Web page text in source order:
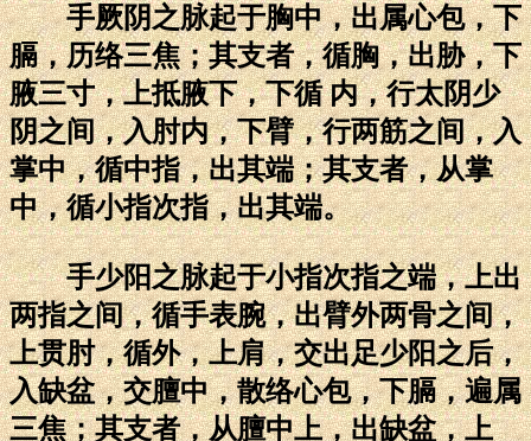
手厥阴之脉起于胸中，出属心包，下
膈，历络三焦；其支者，循胸，出胁，下
腋三寸，上抵腋下，下循 内，行太阴少
阴之间，入肘内，下臂，行两筋之间，入
掌中，循中指，出其端；其支者，从掌
中，循小指次指，出其端。
手少阳之脉起于小指次指之端，上出
两指之间，循手表腕，出臂外两骨之间，
上贯肘，循外，上肩，交出足少阳之后，
入缺盆，交膻中，散络心包，下膈，遍属
三焦；其支者，从膻中上，出缺盆，上